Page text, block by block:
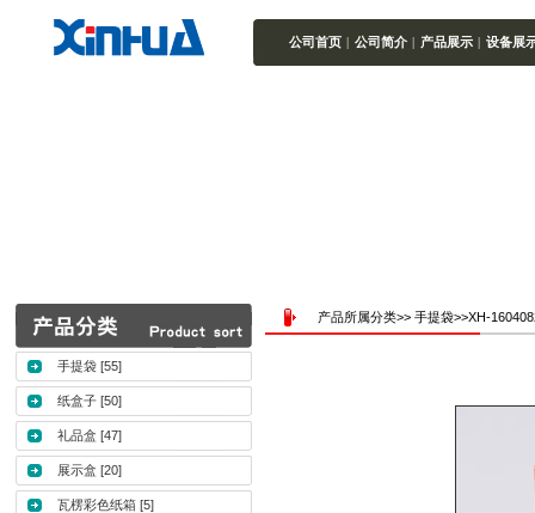
公司首页 | 公司简介 | 产品展示 | 设备展
手提袋 [55]
纸盒子 [50]
礼品盒 [47]
展示盒 [20]
瓦楞彩色纸箱 [5]
产品所属分类>> 手提袋>>XH-